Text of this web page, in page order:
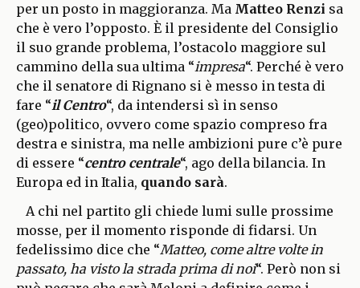
per un posto in maggioranza. Ma Matteo Renzi sa
che è vero l’opposto. È il presidente del Consiglio
il suo grande problema, l’ostacolo maggiore sul
cammino della sua ultima “impresa“. Perché è vero
che il senatore di Rignano si è messo in testa di
fare “il Centro“, da intendersi sì in senso
(geo)politico, ovvero come spazio compreso fra
destra e sinistra, ma nelle ambizioni pure c’è pure
di essere “centro centrale“, ago della bilancia. In
Europa ed in Italia, quando sarà.
A chi nel partito gli chiede lumi sulle prossime
mosse, per il momento risponde di fidarsi. Un
fedelissimo dice che “Matteo, come altre volte in
passato, ha visto la strada prima di noi“. Però non si